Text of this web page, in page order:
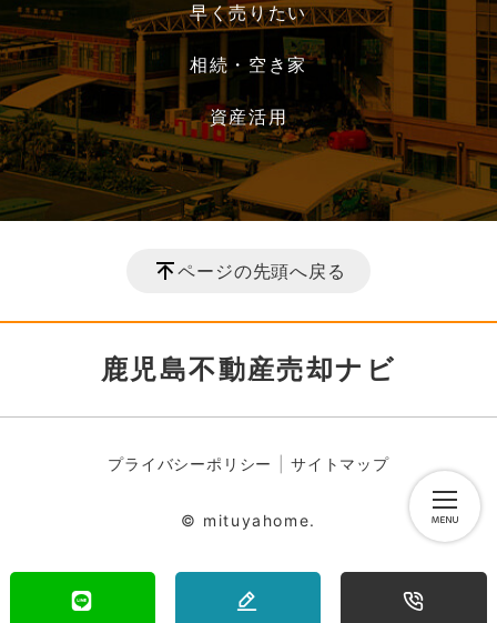
早く売りたい
相続・空き家
資産活用
ページの先頭へ戻る
鹿児島不動産売却ナビ
プライバシーポリシー サイトマップ
© mituyahome.